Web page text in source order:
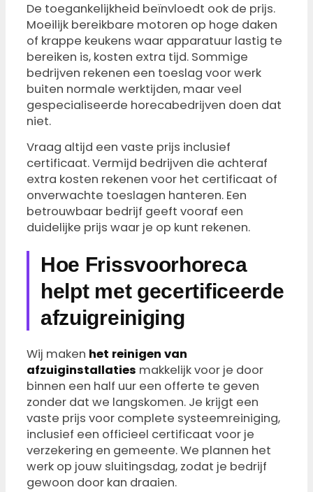
De toegankelijkheid beïnvloedt ook de prijs.
Moeilijk bereikbare motoren op hoge daken
of krappe keukens waar apparatuur lastig te
bereiken is, kosten extra tijd. Sommige
bedrijven rekenen een toeslag voor werk
buiten normale werktijden, maar veel
gespecialiseerde horecabedrijven doen dat
niet.
Vraag altijd een vaste prijs inclusief
certificaat. Vermijd bedrijven die achteraf
extra kosten rekenen voor het certificaat of
onverwachte toeslagen hanteren. Een
betrouwbaar bedrijf geeft vooraf een
duidelijke prijs waar je op kunt rekenen.
Hoe Frissvoorhoreca
helpt met gecertificeerde
afzuigreiniging
Wij maken het reinigen van
afzuiginstallaties makkelijk voor je door
binnen een half uur een offerte te geven
zonder dat we langskomen. Je krijgt een
vaste prijs voor complete systeemreiniging,
inclusief een officieel certificaat voor je
verzekering en gemeente. We plannen het
werk op jouw sluitingsdag, zodat je bedrijf
gewoon door kan draaien.